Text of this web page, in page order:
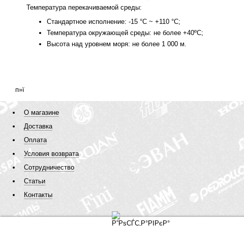
Температура перекачиваемой среды:
Стандартное исполнение: -15 °С ~ +110 °С;
Температура окружающей среды: не более +40ºС;
Высота над уровнем моря: не более 1 000 м.
п»ї
О магазине
Доставка
Оплата
Условия возврата
Сотрудничество
Статьи
Контакты